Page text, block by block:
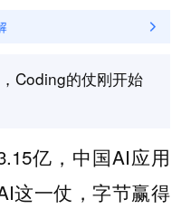
Coding的仗刚开始
亿，中国AI应用
这一仗，字节赢得